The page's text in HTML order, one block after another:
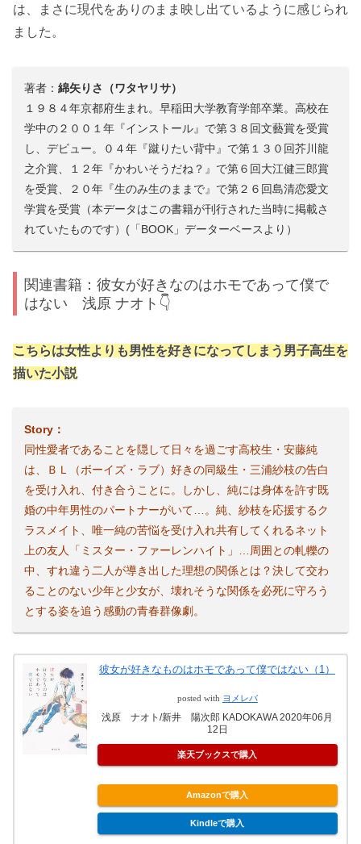
は、まさに現代をありのまま映し出ているように感じられ
ました。
著者：綿矢りさ（ワタヤリサ）
１９８４年京都府生まれ。早稲田大学教育学部卒業。高校在
学中の２００１年『インストール』で第３８回文藝賞を受賞
し、デビュー。０４年『蹴りたい背中』で第１３０回芥川龍
之介賞、１２年『かわいそうだね？』で第６回大江健三郎賞
を受賞、２０年『生のみ生のままで』で第２６回島清恋愛文
学賞を受賞（本データはこの書籍が刊行された当時に掲載さ
れていたものです）(「BOOK」データーベースより）
関連書籍：彼女が好きなのはホモであって僕で
はない 浅原 ナオト👇
こちらは女性よりも男性を好きになってしまう男子高生を
描いた小説
Story：
同性愛者であることを隠して日々を過ごす高校生・安藤純
は、ＢＬ（ボーイズ・ラブ）好きの同級生・三浦紗枝の告白
を受け入れ、付き合うことに。しかし、純には身体を許す既
婚の中年男性のパートナーがいて…。純、紗枝を応援するク
ラスメイト、唯一純の苦悩を受け入れ共有してくれるネット
上の友人「ミスター・ファーレンハイト」…周囲との軋轢の
中、すれ違う二人が導き出した理想の関係とは？決して交わ
ることのない少年と少女が、壊れそうな関係を必死に守ろう
とする姿を追う感動の青春群像劇。
彼女が好きなものはホモであって僕ではない（1）
posted with ヨメレバ
浅原 ナオト/新井 陽次郎 KADOKAWA 2020年06月
12日
楽天ブックスで購入
Amazonで購入
Kindleで購入